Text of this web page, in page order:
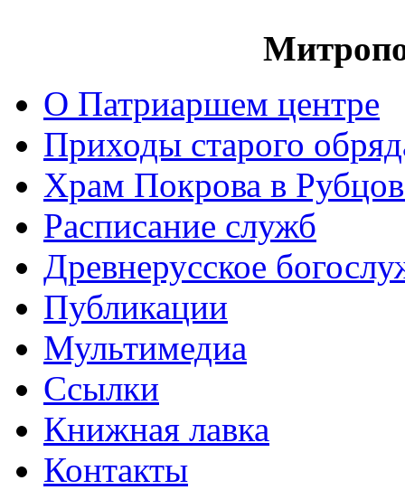
О Патриаршем центре
Приходы старого
Храм Покрова в
Расписание служб
Древнерусское
Публикации
Мультимедиа
Ссылки
Книжная лавка
Контакты